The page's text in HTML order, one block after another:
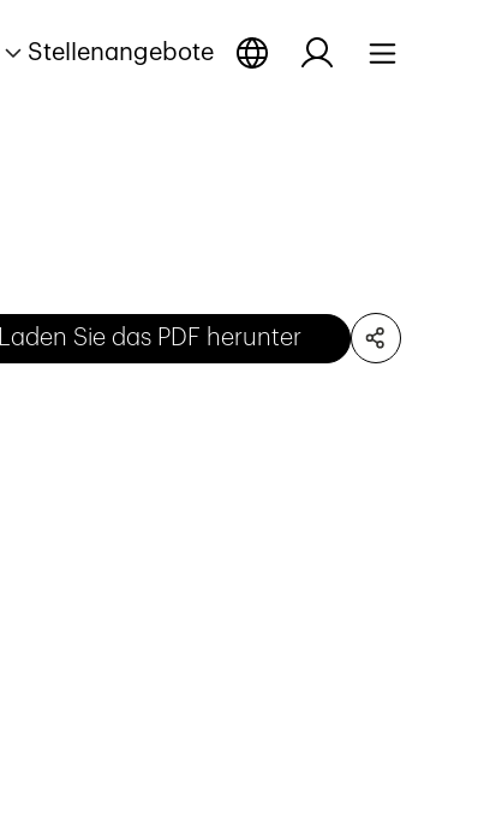
Stellenangebote
Laden Sie das PDF herunter